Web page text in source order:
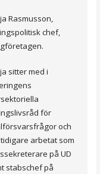
Rasmusson,
chef,
sitter med i
för
och
arbetat som
på UD
stabschef på